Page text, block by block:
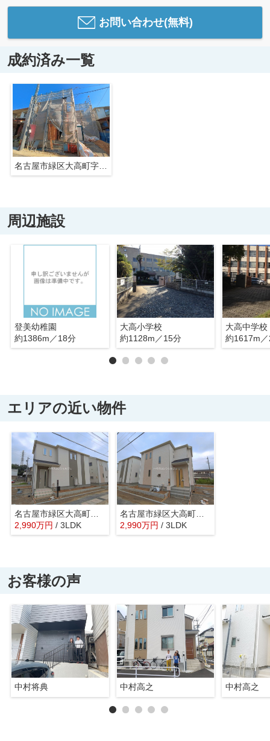
お問い合わせ(無料)
成約済み一覧
名古屋市緑区大高町字一色山31-4【仲介手数料無料】新築一戸建て
周辺施設
登美幼稚園
約1386m／18分
大高小学校
約1128m／15分
大高中学校
約1617m
エリアの近い物件
名古屋市緑区大高町字東古根49-8【仲介手数料無料】新築一戸建て B号棟
2,990万円 / 3LDK
名古屋市緑区大高町字東古根49-8【仲介手数料無料】新築一戸建て A号棟
2,990万円 / 3LDK
お客様の声
中村将典 中村高之 中村高之